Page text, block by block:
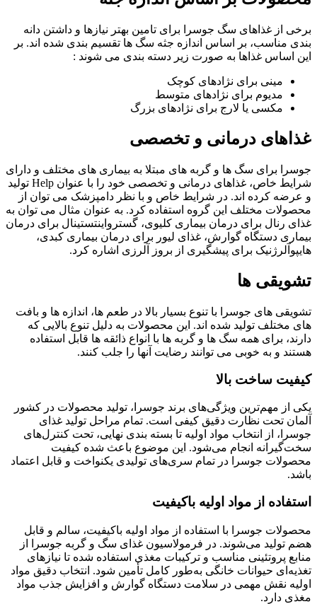
برخی از غذاهای سگ جوسرا برای تامین بهتر نیازها و داشتن دانه
بندی مناسب، بر اساس اندازه جثه سگ ها تقسیم بندی شده اند. بر
این اساس غذاها به صورت زیر دسته بندی می شوند :
مینی برای نژادهای کوچک
مدیوم برای نژادهای متوسط
مکسی یا لارج برای نژادهای بزرگ
غذاهای درمانی و تخصصی
جوسرا برای سگ ها و گربه های مبتلا به بیماری های مختلف و دارای
شرایط خاص، غذاهای درمانی و تخصصی خود را با عنوان Help تولید
و عرضه کرده اند. در شرایط خاص و با نظر دامپزشک می توان از
محصولات مختلف این گروه استفاده کرد. به عنوان مثال می توان به
غذای رنال برای درمان بیماری کلیوی، گسترواینتستینال برای درمان
بیماری دستگاه گوارش، غذای لیور برای درمان بیماری کبدی،
هایپوآلرژنیک برای پیشگیری از بروز آلرزی اشاره کرد.
تشویقی ها
تشویقی های جوسرا با تنوع بسیار بالا در طعم ها، اندازه ها و بافت
های مختلف تولید شده اند. این محصولات به دلیل تنوع بالایی که
دارند، برای همه سگ ها و گربه ها با انواع ذائقه ها قابل استفاده
هستند و به خوبی می توانند رضایت آنها را جلب کنند.
کیفیت ساخت بالا
یکی از مهم‌ترین ویژگی‌های برند جوسرا، تولید محصولات در کشور
آلمان تحت نظارت دقیق کیفی است. تمام مراحل تولید غذای
جوسرا، از انتخاب مواد اولیه تا بسته‌ بندی نهایی، تحت کنترل‌های
سخت‌گیرانه انجام می‌شود. این موضوع باعث شده کیفیت
محصولات جوسرا در تمام سری‌های تولیدی یکنواخت و قابل اعتماد
باشد.
استفاده از مواد اولیه باکیفیت
محصولات جوسرا با استفاده از مواد اولیه باکیفیت، سالم و قابل
هضم تولید می‌شوند. در فرمولاسیون غذای سگ و گربه جوسرا از
منابع پروتئینی مناسب و ترکیبات مغذی استفاده شده تا نیازهای
تغذیه‌ای حیوانات خانگی به‌طور کامل تأمین شود. انتخاب دقیق مواد
اولیه نقش مهمی در سلامت دستگاه گوارش و افزایش جذب مواد
مغذی دارد.